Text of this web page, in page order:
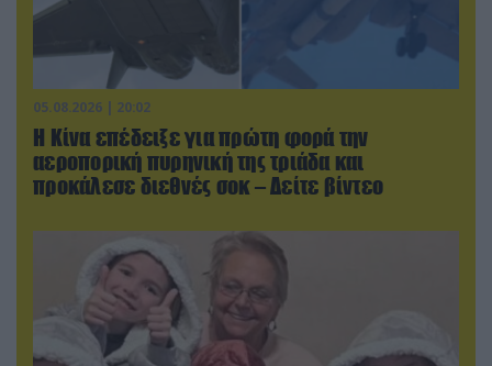
05.08.2026 | 20:02
Η Κίνα επέδειξε για πρώτη φορά την
αεροπορική πυρηνική της τριάδα και
προκάλεσε διεθνές σοκ – Δείτε βίντεο